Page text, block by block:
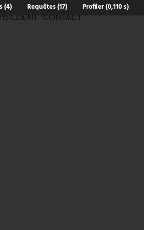
CLIENT CONTACT
Profiler (0,110s)
Requêtes (17)
(4)